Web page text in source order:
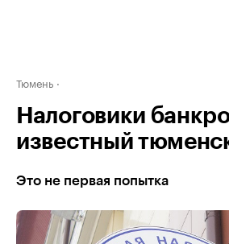
Тюмень
Налоговики
известный
Это не первая попытка